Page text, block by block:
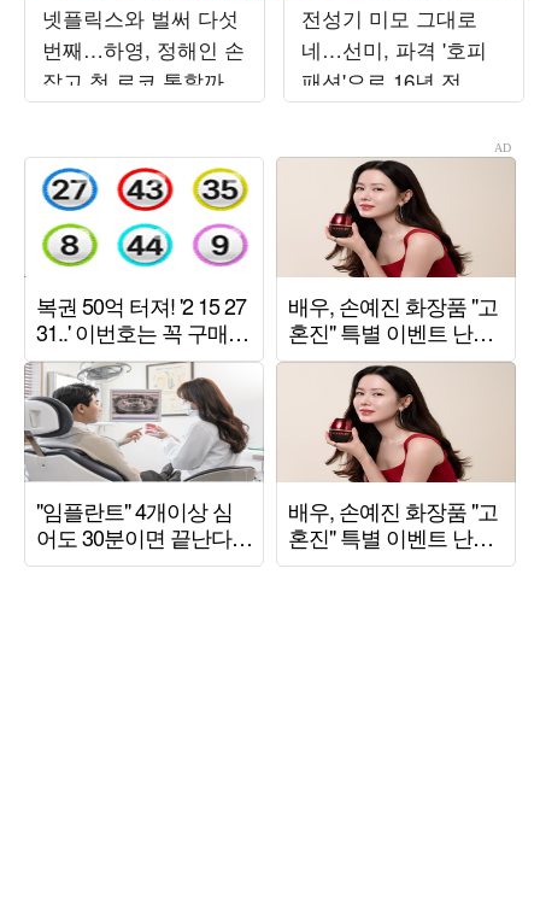
넷플릭스와 벌써 다섯
번째…하영, 정해인 손
잡고 첫 로코 통할까
[TEN피플]
전성기 미모 그대로
네…선미, 파격 '호피
패션'으로 16년 전 원
더걸스 시절 소환